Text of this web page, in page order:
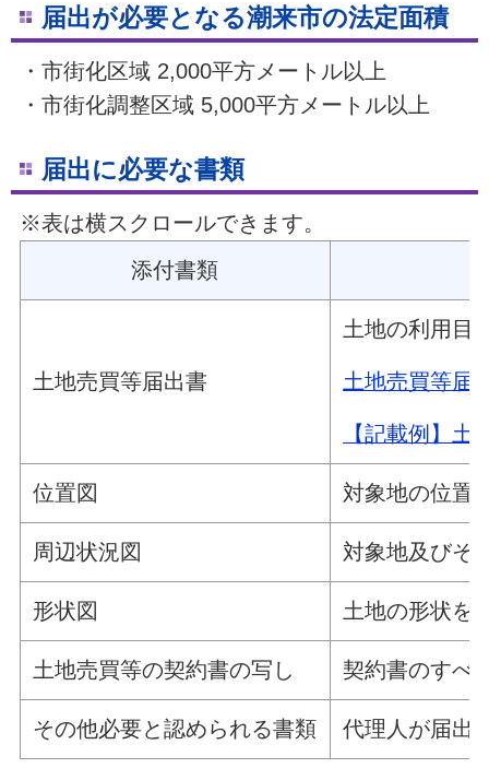
届出が必要となる潮来市の法定面積
・市街化区域 2,000平方メートル以上
・市街化調整区域 5,000平方メートル以上
届出に必要な書類
※表は横スクロールできます。
添付書類
土地売買等届出書
土地の利用目
土地売買等届
【記載例】土
位置図 対象地の位置
周辺状況図 対象地及びそ
形状図 土地の形状を
土地売買等の契約書の写し 契約書のすべ
その他必要と認められる書類 代理人が届出